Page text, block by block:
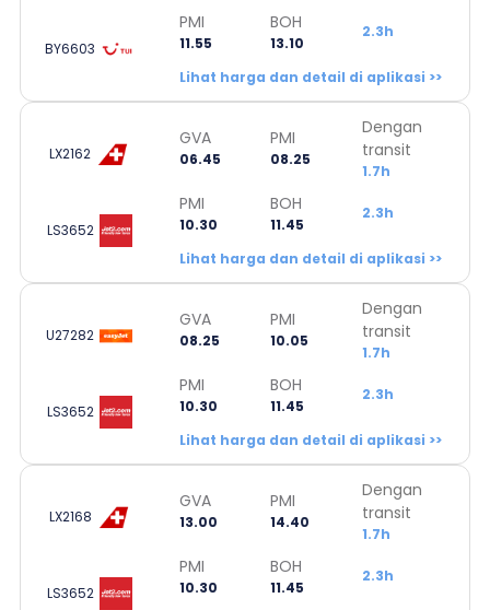
BY6603
PMI
11.55
BOH
13.10
2.3h
Lihat harga dan detail di aplikasi >>
LX2162
GVA
06.45
PMI
08.25
Dengan
transit
1.7h
LS3652
PMI
10.30
BOH
11.45
2.3h
Lihat harga dan detail di aplikasi >>
U27282
GVA
08.25
PMI
10.05
Dengan
transit
1.7h
LS3652
PMI
10.30
BOH
11.45
2.3h
Lihat harga dan detail di aplikasi >>
LX2168
GVA
13.00
PMI
14.40
Dengan
transit
1.7h
LS3652
PMI
10.30
BOH
11.45
2.3h